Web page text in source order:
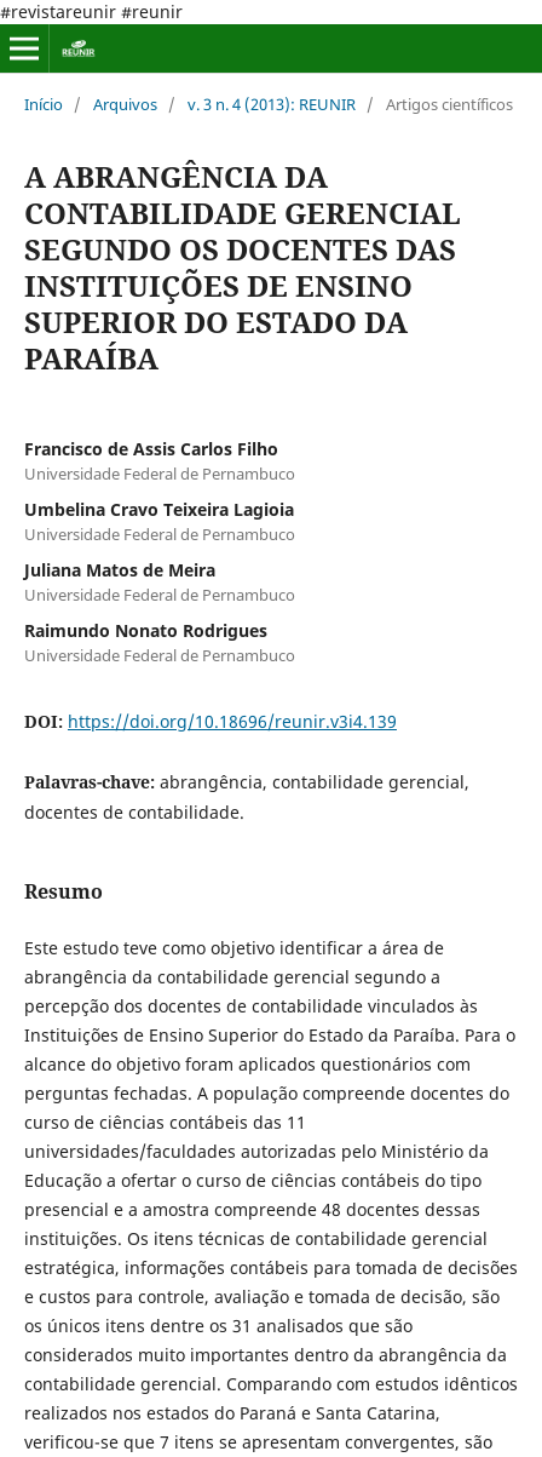
#revistareunir #reunir
Início / Arquivos / v. 3 n. 4 (2013): REUNIR / Artigos científicos
A ABRANGÊNCIA DA
CONTABILIDADE GERENCIAL
SEGUNDO OS DOCENTES DAS
INSTITUIÇÕES DE ENSINO
SUPERIOR DO ESTADO DA
PARAÍBA
Francisco de Assis Carlos Filho
Universidade Federal de Pernambuco
Umbelina Cravo Teixeira Lagioia
Universidade Federal de Pernambuco
Juliana Matos de Meira
Universidade Federal de Pernambuco
Raimundo Nonato Rodrigues
Universidade Federal de Pernambuco
DOI: https://doi.org/10.18696/reunir.v3i4.139
Palavras-chave: abrangência, contabilidade gerencial,
docentes de contabilidade.
Resumo
Este estudo teve como objetivo identificar a área de
abrangência da contabilidade gerencial segundo a
percepção dos docentes de contabilidade vinculados às
Instituições de Ensino Superior do Estado da Paraíba. Para o
alcance do objetivo foram aplicados questionários com
perguntas fechadas. A população compreende docentes do
curso de ciências contábeis das 11
universidades/faculdades autorizadas pelo Ministério da
Educação a ofertar o curso de ciências contábeis do tipo
presencial e a amostra compreende 48 docentes dessas
instituições. Os itens técnicas de contabilidade gerencial
estratégica, informações contábeis para tomada de decisões
e custos para controle, avaliação e tomada de decisão, são
os únicos itens dentre os 31 analisados que são
considerados muito importantes dentro da abrangência da
contabilidade gerencial. Comparando com estudos idênticos
realizados nos estados do Paraná e Santa Catarina,
verificou-se que 7 itens se apresentam convergentes, são